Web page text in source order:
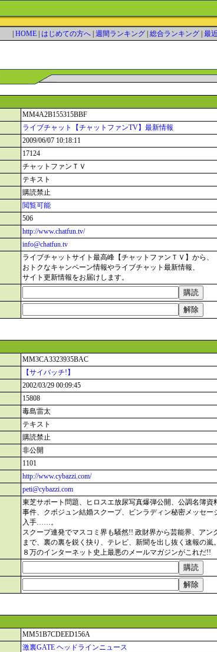
HOME はじめての方へ 週間ランキング 総合ランキング 最
MM4A2B155315BBF
ライブチャット【チャットファンTV】最新情報
2009/06/07 10:18:11
17124
チャットファンＴＶ
テキスト
購読禁止
閲覧可能
506
http://www.chatfun.tv/
info@chatfun.tv
ライブチャットサイト最高峰【チャットファンＴＶ】から、
おトクなキャンペーン情報やライブチャット最新情報、
サイト更新情報をお届けします。
MM3CA3323935BAC
【サイバッチ!】
2002/03/29 00:09:45
15808
毒島雷太
テキスト
購読禁止
非公開
1101
http://www.cybazzi.com/
peti@cybazzi.com
東芝サポート問題、ヒロスエ放尿写真爆弾公開、公調名簿資
事件、クボジュン結婚スクープ、ビンラディン秘密メッセー
入手……。
スクープ連発でマスコミ界も騒然!! 政財界から芸能界、アン
まで、裏の裏を鋭く抉り、テレビ、新聞を出し抜く速報の嵐
８万のインターネット史上最悪のメールマガジンがこれだ!!
MM51B7CDEED156A
激裏GATE ヘッドラインニュース